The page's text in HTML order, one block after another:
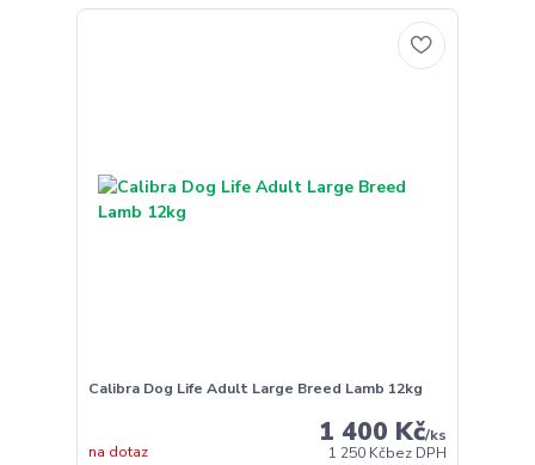
Calibra Dog Life Adult Large Breed Lamb 12kg
1 400 Kč/ks
1 250 Kčbez DPH
na dotaz